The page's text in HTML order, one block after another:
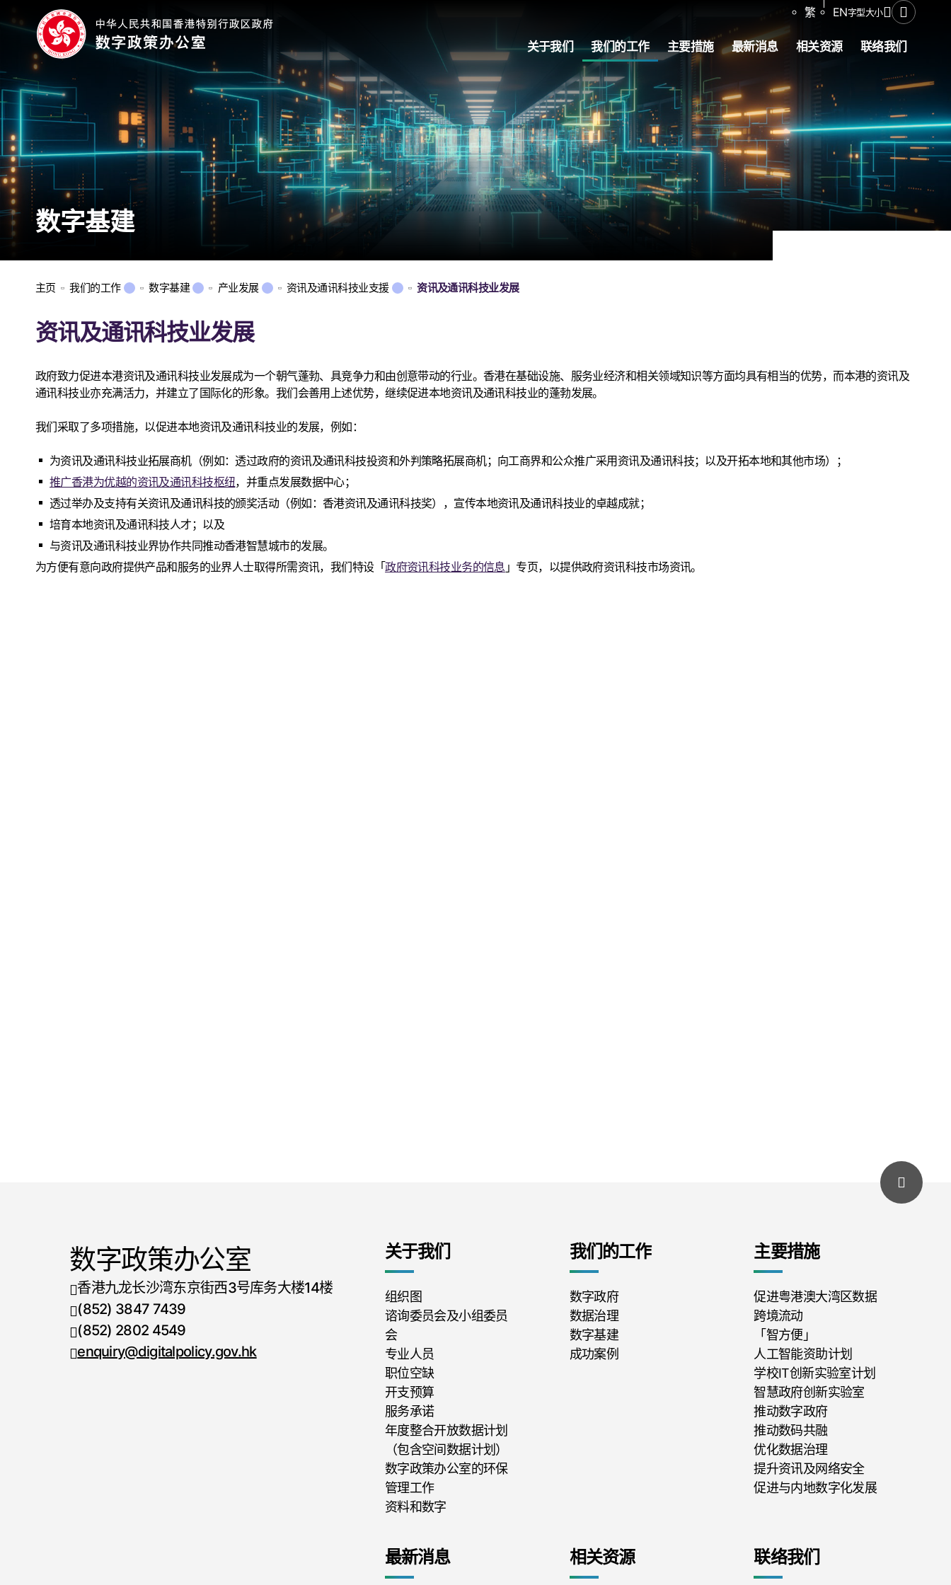
繁 EN字型大小分享打开搜寻
关于我们 我们的工作 主要措施 最新消息 相关资源 联络我们
数字基建
主页 我们的工作 数字基建 产业发展 资讯及通讯科技业支援 资讯及通讯科技业发展
资讯及通讯科技业发展
政府致力促进本港资讯及通讯科技业发展成为一个朝气蓬勃、具竞争力和由创意带动的行业。香港在基础设施、服务业经济和相关领域知识等方面均具有相当的优势，而本港的资讯及
通讯科技业亦充满活力，并建立了国际化的形象。我们会善用上述优势，继续促进本地资讯及通讯科技业的蓬勃发展。
我们采取了多项措施，以促进本地资讯及通讯科技业的发展，例如：
为资讯及通讯科技业拓展商机（例如：透过政府的资讯及通讯科技投资和外判策略拓展商机；向工商界和公众推广采用资讯及通讯科技；以及开拓本地和其他市场）；
推广香港为优越的资讯及通讯科技枢纽，并重点发展数据中心；
透过举办及支持有关资讯及通讯科技的颁奖活动（例如：香港资讯及通讯科技奖），宣传本地资讯及通讯科技业的卓越成就；
培育本地资讯及通讯科技人才；以及
与资讯及通讯科技业界协作共同推动香港智慧城市的发展。
为方便有意向政府提供产品和服务的业界人士取得所需资讯，我们特设「政府资讯科技业务的信息 」专页，以提供政府资讯科技市场资讯。
数字政策办公室
香港九龙长沙湾东京街西3号库务大楼14楼
电话号码
(852) 3847 7439
传真号码
(852) 2802 4549
enquiry@digitalpolicy.gov.hk
关于我们
组织图
谘询委员会及小组委员
会
专业人员
职位空缺
开支预算
服务承诺
年度整合开放数据计划
（包含空间数据计划）
数字政策办公室的环保
管理工作
资料和数字
我们的工作
数字政府
数据治理
数字基建
成功案例
主要措施
促进粤港澳大湾区数据
跨境流动
「智方便」
人工智能资助计划
学校IT创新实验室计划
智慧政府创新实验室
推动数字政府
推动数码共融
优化数据治理
提升资讯及网络安全
促进与内地数字化发展
最新消息 相关资源 联络我们